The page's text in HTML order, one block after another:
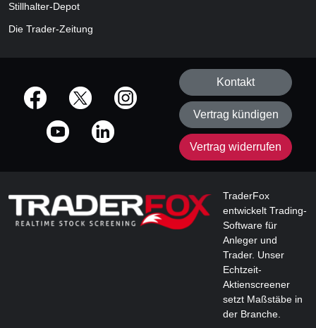
Stillhalter-Depot
Die Trader-Zeitung
offizielle Social Media-Accounts
Kontakt
Vertrag kündigen
Vertrag widerrufen
TraderFox
entwickelt Trading-
Software für
Anleger und
Trader. Unser
Echtzeit-
Aktienscreener
setzt Maßstäbe in
der Branche.